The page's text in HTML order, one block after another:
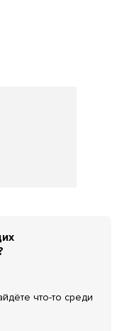
что-то среди